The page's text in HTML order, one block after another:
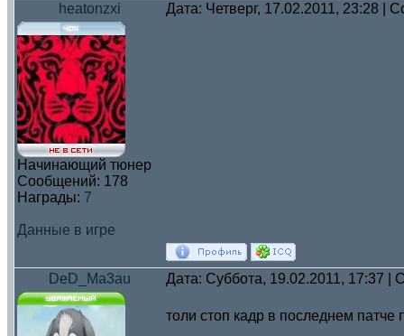
heatonzxi Дата: Четверг, 17.02.2011, 23:28 |
Начинающий тюнер
Сообщений: 178
Награды: 7
Данные в игре
DeD_Ma3au Дата: Суббота, 19.02.2011, 17:37 |
толи стоп кадр в последнем